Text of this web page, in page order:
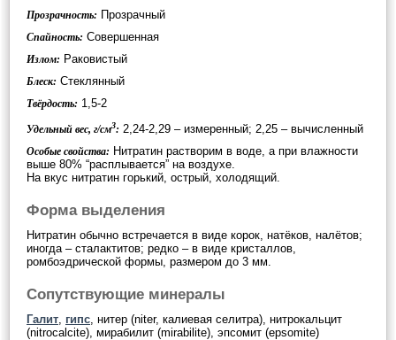
Прозрачность: Прозрачный
Спайность: Совершенная
Излом: Раковистый
Блеск: Стеклянный
Твёрдость: 1,5-2
Удельный вес, г/см3: 2,24-2,29 – измеренный; 2,25 – вычисленный
Особые свойства: Нитратин растворим в воде, а при влажности
выше 80% “расплывается” на воздухе.
На вкус нитратин горький, острый, холодящий.
Форма выделения
Нитратин обычно встречается в виде корок, натёков, налётов;
иногда – сталактитов; редко – в виде кристаллов,
ромбоэдрической формы, размером до 3 мм.
Сопутствующие минералы
Галит гипс , нитер (niter, калиевая селитра), нитрокальцит
(nitrocalcite), мирабилит (mirabilite), эпсомит (epsomite)